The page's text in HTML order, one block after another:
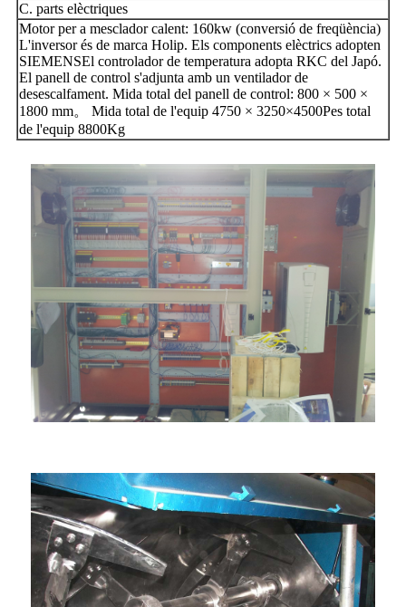
C. parts elèctriques
Motor per a mesclador calent: 160kw (conversió de freqüència)
L'inversor és de marca Holip. Els components elèctrics adopten
SIEMENSEl controlador de temperatura adopta RKC del Japó.
El panell de control s'adjunta amb un ventilador de
desescalfament. Mida total del panell de control: 800 × 500 ×
1800 mm。 Mida total de l'equip 4750 × 3250×4500Pes total
de l'equip 8800Kg